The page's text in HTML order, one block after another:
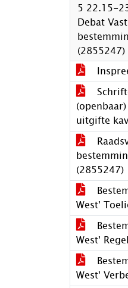
5 22.15-
Debat
(2855247)
uitgifte
(2855247)
West'
West'
West'